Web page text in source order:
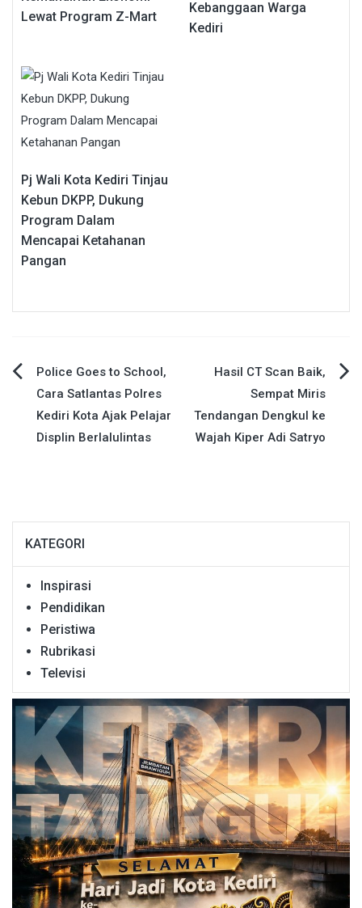
Lewat Program Z-Mart
Kebanggaan Warga
Kediri
Pj Wali Kota Kediri Tinjau
Kebun DKPP, Dukung
Program Dalam
Mencapai Ketahanan
Pangan
Navigasi
pos
Police Goes to School,
Cara Satlantas Polres
Kediri Kota Ajak Pelajar
Displin Berlalulintas
Hasil CT Scan Baik,
Sempat Miris
Tendangan Dengkul ke
Wajah Kiper Adi Satryo
KATEGORI
Inspirasi
Pendidikan
Peristiwa
Rubrikasi
Televisi